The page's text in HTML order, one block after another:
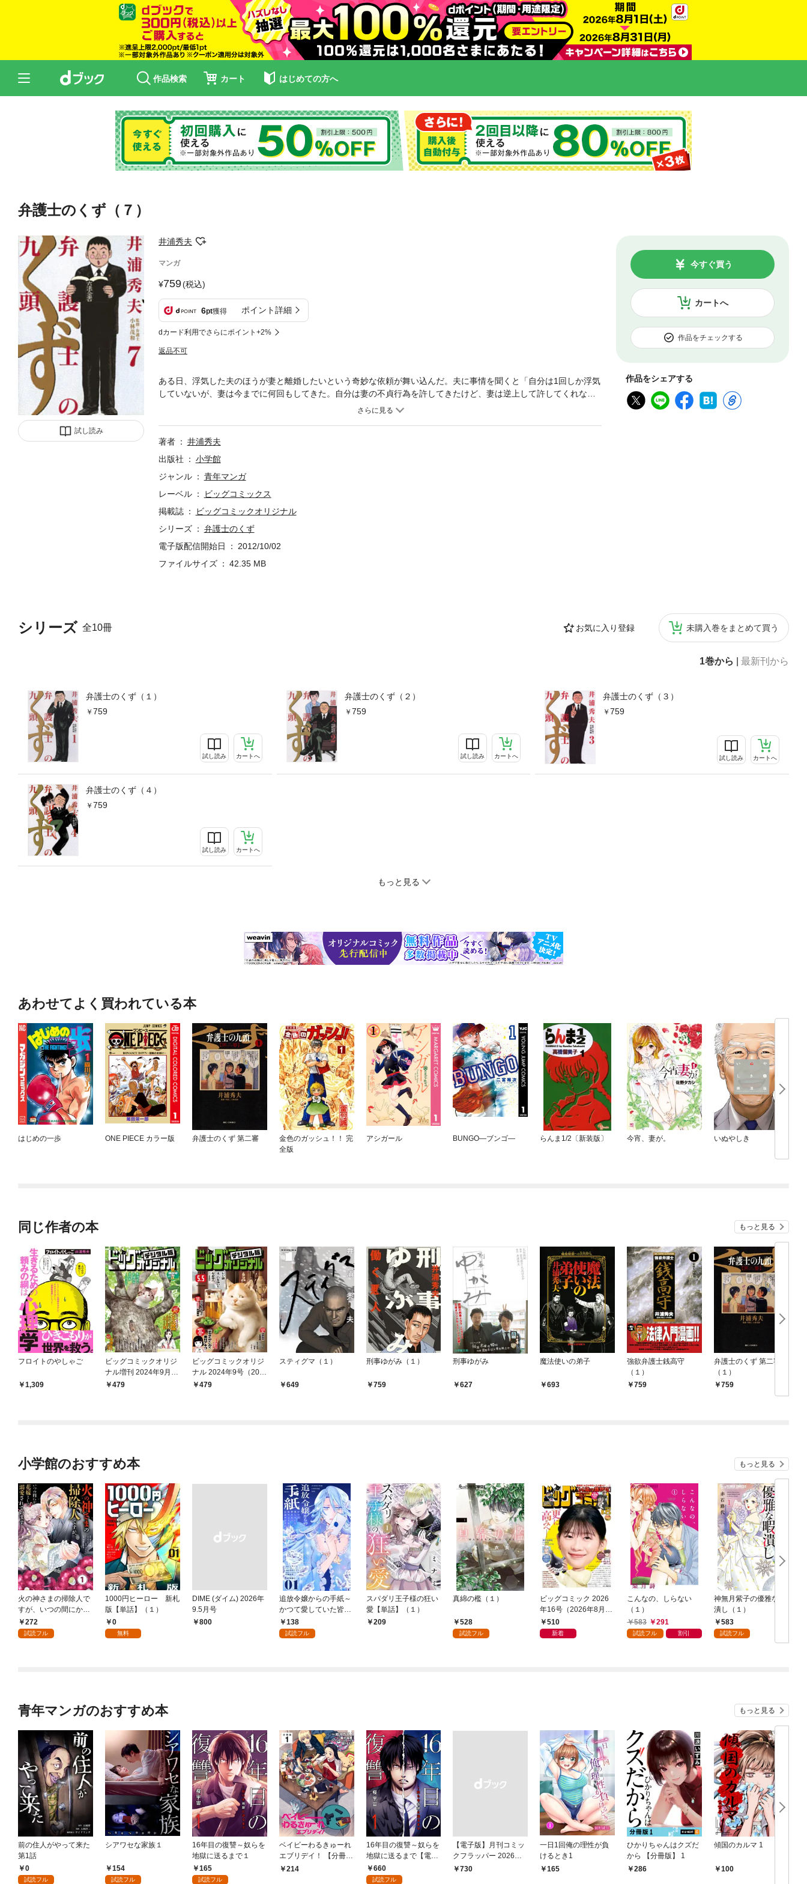
作品検索 カート はじめての方へ
弁護士のくず（７）
試し読み
井浦秀夫
マンガ
759(税込)
6pt獲得 ポイント詳細
dカード利用でさらにポイント+2%
返品不可
カートへ
今すぐ買う
作品をチェックする
作品をシェアする
シリーズ 全10冊 お気に入り登録 未購入巻をまとめて買う
1巻から 最新刊から
弁護士のくず（１）
759
試し読み カートへ
弁護士のくず（２）
759
試し読み カートへ
弁護士のくず（３）
759
試し読み カートへ
弁護士のくず（４）
759
試し読み カートへ
もっと見る
ある日、浮気した夫のほうが妻と離婚したいという奇妙な依頼が舞い込んだ。夫に事情を聞くと「自分は1回しか浮気
していないが、妻は今までに何回もしてきた。自分は妻の不貞行為を許してきたけど、妻は逆上して許してくれな
い。もう我慢出来ない」ということだった。九頭は問題を解決すべく、妻のもとを訪れるが…
著者
井浦秀夫
出版社
小学館
ジャンル
青年マンガ
レーベル
ビッグコミックス
掲載誌
ビッグコミックオリジナル
シリーズ
弁護士のくず
電子版配信開始日
2012/10/02
ファイルサイズ
42.35 MB
あわせてよく買われている本
はじめの一歩 ONE PIECE カラー版 弁護士のくず 第二審
金色のガッシュ！！ 完
全版
アシガール BUNGO—ブンゴ— らんま1/2〔新装版〕 今宵、妻が。 いぬやしき
同じ作者の本 もっと見る
フロイトのやしゃご
1,309
ビッグコミックオリジ
ナル増刊 2024年9月増
刊号（2024年8月16日
479
ビッグコミックオリジ
ナル 2024年9号（202
4年4月19日発売)
479
スティグマ（１）
649
刑事ゆがみ（１）
759
刑事ゆがみ
627
魔法使いの弟子
693
強欲弁護士銭高守
（１）
759
弁護士のくず 第二審
（１）
759
小学館のおすすめ本 もっと見る
火の神さまの掃除人で
すが、いつの間にか花
嫁として溺愛されてい
ます【単話】（１）
272
試読フル
1000円ヒーロー 新札
版【単話】（１）
0
無料
DIME (ダイム) 2026年
9.5月号
￥800
追放令嬢からの手紙～
かつて愛していた皆さ
まへ 私のことなどお忘
れですか？～【単話】
138
試読フル
スパダリ王子様の狂い
愛【単話】（１）
209
真綿の檻（１）
528
試読フル
ビッグコミック 2026
年16号（2026年8月7
日発売）
510
新着
こんなの、しらない
（１）
583
291
試読フル 割引
神無月紫子の優雅な暇
潰し（１）
583
試読フル
青年マンガのおすすめ本 もっと見る
前の住人がやって来た
第1話
0
試読フル
シアワセな家族１
154
試読フル
16年目の復讐～奴らを
地獄に送るまで１
165
試読フル
ベイビーわるきゅーれ
エブリデイ！ 【分冊
版】 1
214
16年目の復讐～奴らを
地獄に送るまで【電子
単行本版】１
660
試読フル
【電子版】月刊コミッ
クフラッパー 2026年9
月号
￥730
一日1回俺の理性が負
けるとき1
165
ひかりちゃんはクズだ
から 【分冊版】 1
286
傾国のカルマ 1
100